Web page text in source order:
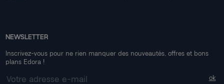
NEWSLETTER
Inscrivez-vous pour ne rien manquer des nouveautés, offres et bons
plans Edora !